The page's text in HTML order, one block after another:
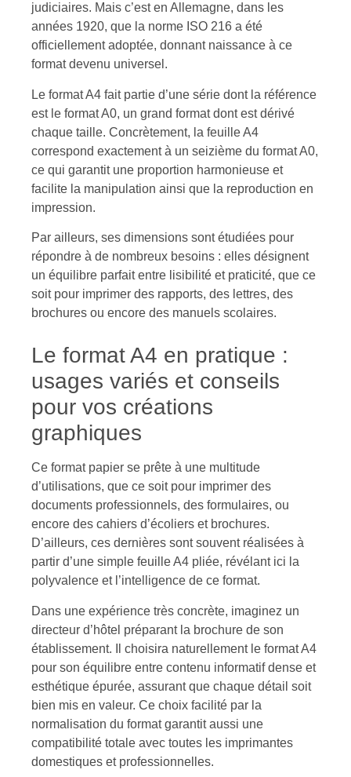
judiciaires. Mais c’est en Allemagne, dans les
années 1920, que la norme ISO 216 a été
officiellement adoptée, donnant naissance à ce
format devenu universel.
Le format A4 fait partie d’une série dont la référence
est le format A0, un grand format dont est dérivé
chaque taille. Concrètement, la feuille A4
correspond exactement à un seizième du format A0,
ce qui garantit une proportion harmonieuse et
facilite la manipulation ainsi que la reproduction en
impression.
Par ailleurs, ses dimensions sont étudiées pour
répondre à de nombreux besoins : elles désignent
un équilibre parfait entre lisibilité et praticité, que ce
soit pour imprimer des rapports, des lettres, des
brochures ou encore des manuels scolaires.
Le format A4 en pratique :
usages variés et conseils
pour vos créations
graphiques
Ce format papier se prête à une multitude
d’utilisations, que ce soit pour imprimer des
documents professionnels, des formulaires, ou
encore des cahiers d’écoliers et brochures.
D’ailleurs, ces dernières sont souvent réalisées à
partir d’une simple feuille A4 pliée, révélant ici la
polyvalence et l’intelligence de ce format.
Dans une expérience très concrète, imaginez un
directeur d’hôtel préparant la brochure de son
établissement. Il choisira naturellement le format A4
pour son équilibre entre contenu informatif dense et
esthétique épurée, assurant que chaque détail soit
bien mis en valeur. Ce choix facilité par la
normalisation du format garantit aussi une
compatibilité totale avec toutes les imprimantes
domestiques et professionnelles.